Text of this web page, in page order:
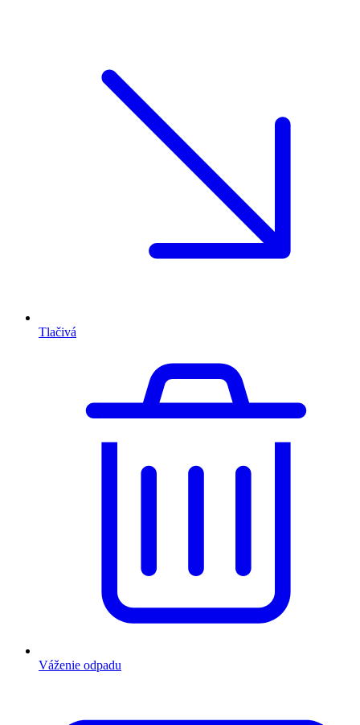
Tlačivá
Váženie odpadu